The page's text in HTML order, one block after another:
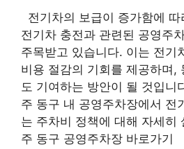
전기차의 보급이 증가함에
전기차 충전과 관련된 공영주
주목받고 있습니다. 이는 전기
비용 절감의 기회를 제공하며,
도 기여하는 방안이 될 것입니
주 동구 내 공영주차장에서 전
는 주차비 정책에 대해 자세
주 동구 공영주차장 바로가